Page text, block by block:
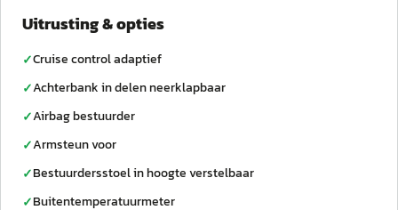
Uitrusting & opties
✓Cruise control adaptief
✓Achterbank in delen neerklapbaar
✓Airbag bestuurder
✓Armsteun voor
✓Bestuurdersstoel in hoogte verstelbaar
✓Buitentemperatuurmeter